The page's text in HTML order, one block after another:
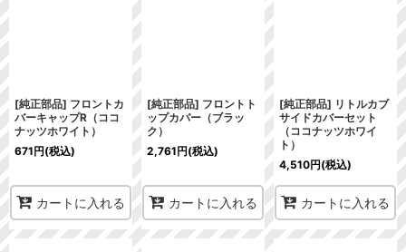
[純正部品] フロントカ
バーキャップR（ココ
ナッツホワイト）
671円(税込)
カートに入れる
[純正部品] フロントト
ップカバー（ブラッ
ク）
2,761円(税込)
カートに入れる
[純正部品] リトルカブ
サイドカバーセット
（ココナッツホワイ
ト）
4,510円(税込)
カートに入れる